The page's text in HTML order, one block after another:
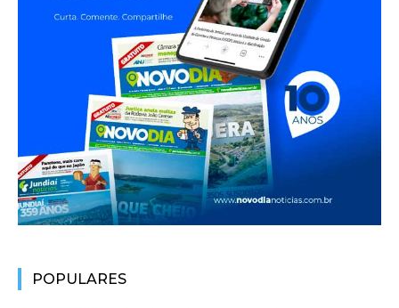
POPULARES